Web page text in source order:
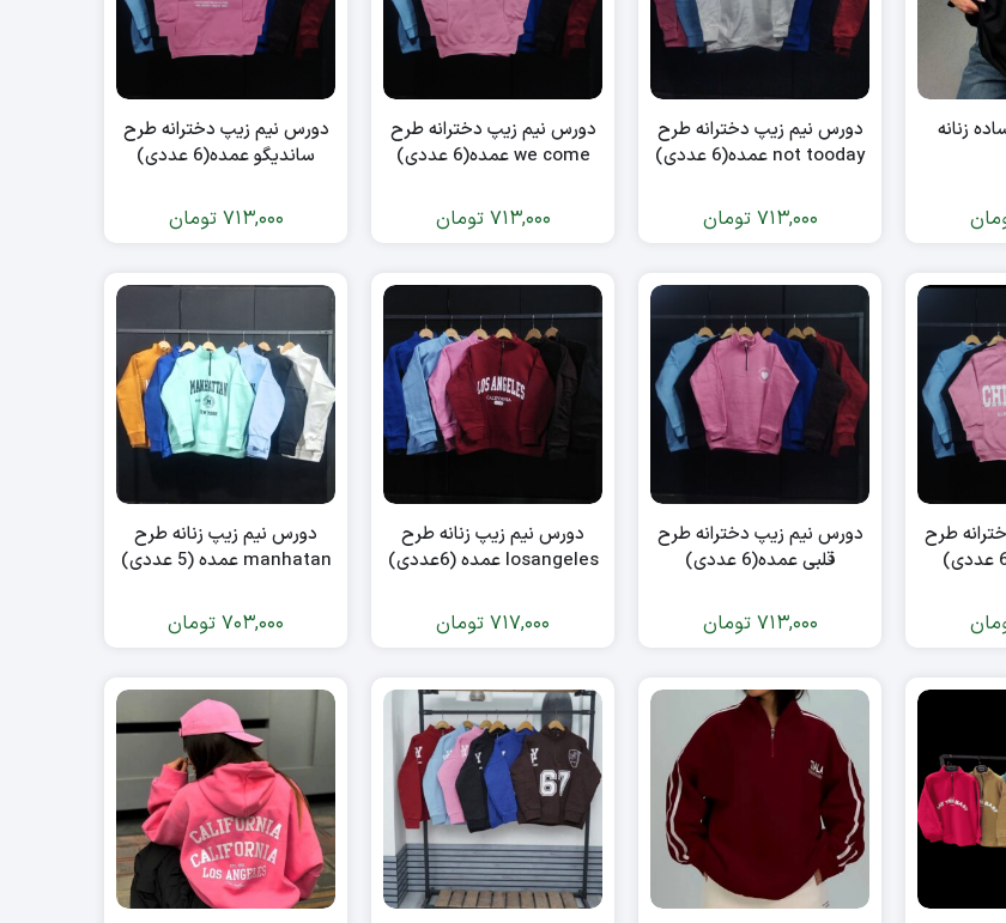
زنانه
دورس نیم زیپ دخترانه طرح
not tooday عمده(6 عددی)
713,000 تومان
دورس نیم زیپ دخترانه طرح
we come عمده(6 عددی)
713,000 تومان
دورس نیم زیپ دخترانه طرح
ساندیگو عمده(6 عددی)
713,000 تومان
طرح
دورس نیم زیپ دخترانه طرح
قلبی عمده(6 عددی)
713,000 تومان
دورس نیم زیپ زنانه طرح
losangeles عمده (6عددی)
717,000 تومان
دورس نیم زیپ زنانه طرح
manhatan عمده (5 عددی)
703,000 تومان